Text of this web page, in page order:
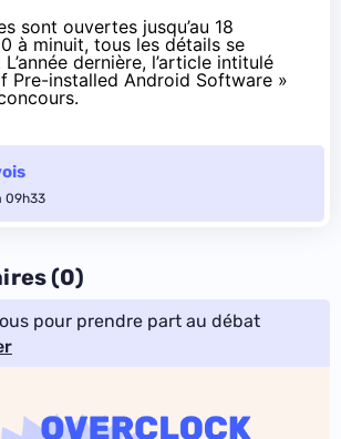
sont ouvertes jusqu’au 18
à minuit, tous les détails se
L’année dernière, l’article intitulé
Pre-installed Android Software »
.
09h33
(0)
pour prendre part au débat